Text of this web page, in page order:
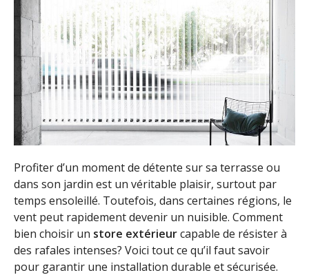
Profiter d’un moment de détente sur sa terrasse ou
dans son jardin est un véritable plaisir, surtout par
temps ensoleillé. Toutefois, dans certaines régions, le
vent peut rapidement devenir un nuisible. Comment
bien choisir un store extérieurcapable de résister à
des rafales intenses? Voici tout ce qu’il faut savoir
pour garantir une installation durable et sécurisée.